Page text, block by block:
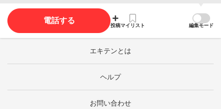
電話する
投稿マイリスト 編集モード
エキテンとは
ヘルプ
お問い合わせ